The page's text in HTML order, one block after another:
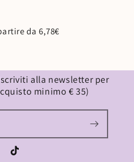
da 6,78€
alla newsletter per
minimo € 35)
TikTok